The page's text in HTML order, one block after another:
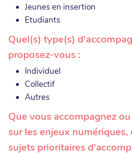
Jeunes en insertion
Etudiants
Quel(s) type(s)
proposez-vous :
Individuel
Collectif
Autres
Que vous accompagnez
sur les enjeux numériques,
sujets prioritaires